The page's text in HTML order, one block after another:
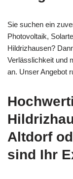
Sie suchen ein
Photovoltaik,
Hildrizhausen?
Verlässlichkeit und
an. Unser Angebot
Altdorf
sind Ihr